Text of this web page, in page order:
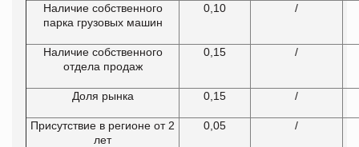
Наличие собственного
парка грузовых машин
0,10 /
Наличие собственного
отдела продаж
0,15 /
Доля рынка 0,15 /
Присутствие в регионе от 2
лет
0,05 /